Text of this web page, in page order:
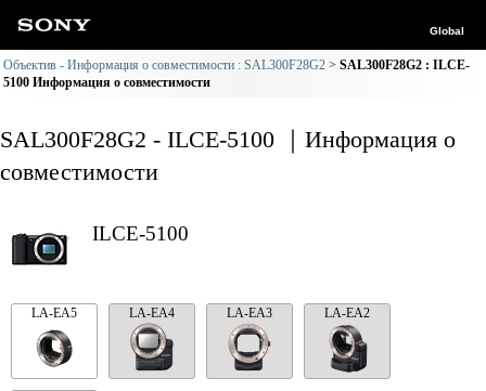
Global
Объектив - Информация о совместимости : SAL300F28G2
SAL300F28G2 : ILCE-
5100 Информация о совместимости
SAL300F28G2 - ILCE-5100 ｜Информация о
совместимости
ILCE-5100
LA-EA5 LA-EA4 LA-EA3 LA-EA2